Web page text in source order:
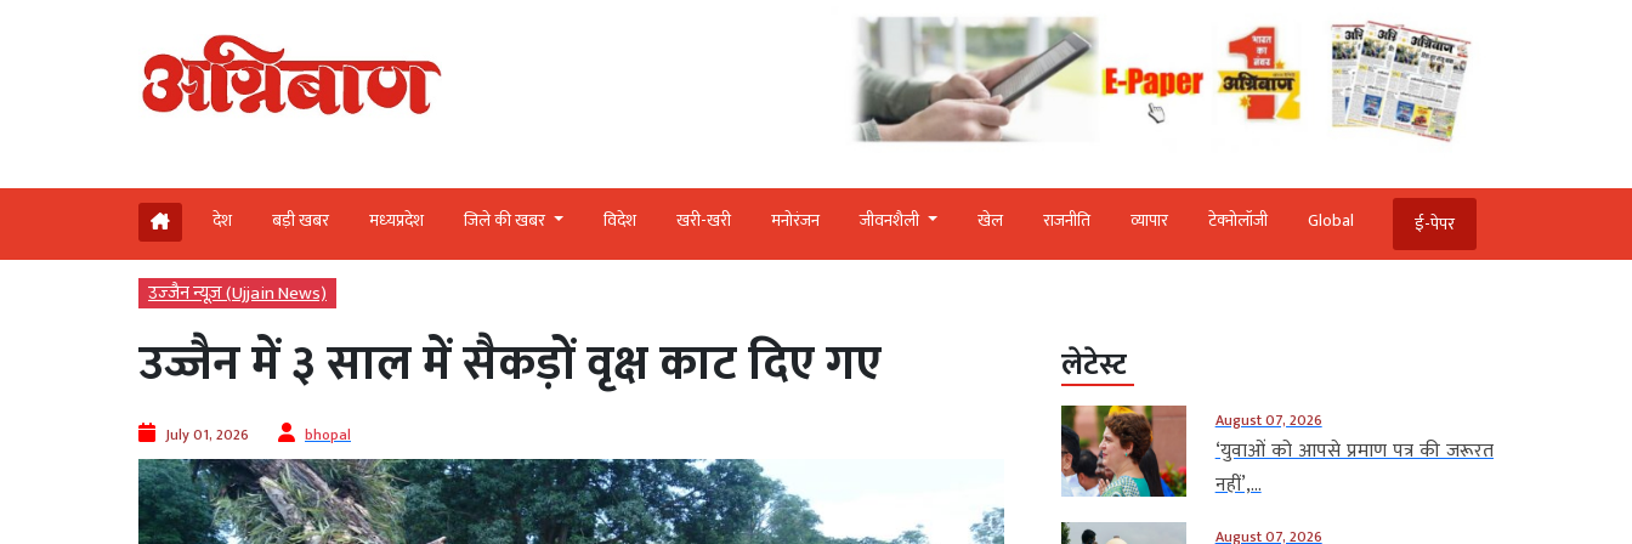
देश बड़ी खबर मध्‍यप्रदेश जिले की खबर विदेश खरी-खरी मनोरंजन जीवनशैली खेल राजनीति व्‍यापार टेक्‍नोलॉजी Global ई-पेपर
उज्‍जैन न्यूज़ (Ujjain News)
उज्जैन में ३ साल में सैकड़ों वृक्ष काट दिए गए
July 01, 2026 bhopal
लेटेस्ट
August 07, 2026
‘युवाओं को आपसे प्रमाण पत्र की जरूरत
नहीं’,...
August 07, 2026